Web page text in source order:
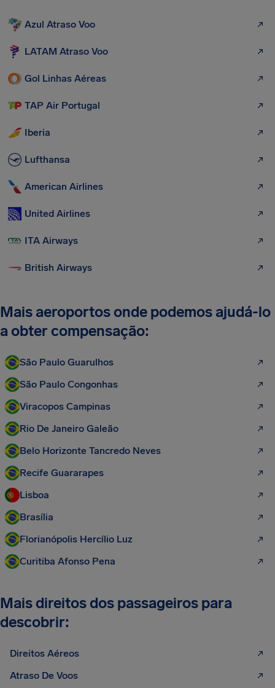
Azul Atraso Voo
LATAM Atraso Voo
Gol Linhas Aéreas
TAP Air Portugal
Iberia
Lufthansa
American Airlines
United Airlines
ITA Airways
British Airways
Mais aeroportos onde podemos ajudá-lo
a obter compensação:
São Paulo Guarulhos
São Paulo Congonhas
Viracopos Campinas
Rio De Janeiro Galeão
Belo Horizonte Tancredo Neves
Recife Guararapes
Lisboa
Brasília
Florianópolis Hercílio Luz
Curitiba Afonso Pena
Mais direitos dos passageiros para
descobrir:
Direitos Aéreos
Atraso De Voos